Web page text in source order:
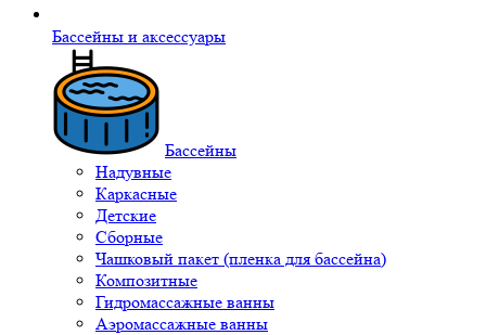
Бассейны и аксессуары
Бассейны
Надувные
Каркасные
Детские
Сборные
Чашковый пакет (пленка для бассейна)
Композитные
Гидромассажные ванны
Аэромассажные ванны